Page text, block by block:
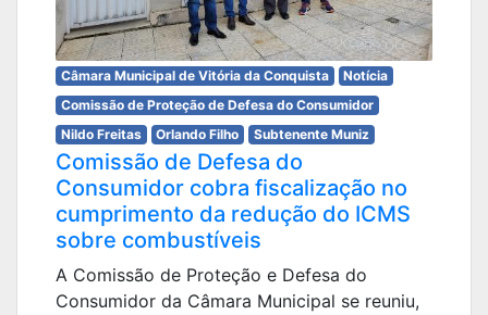
Câmara Municipal de Vitória da Conquista
Notícia
Comissão de Proteção de Defesa do Consumidor
Nildo Freitas
Orlando Filho Subtenente Muniz
Comissão de Defesa do
Consumidor cobra fiscalização no
cumprimento da redução do ICMS
sobre combustíveis
A Comissão de Proteção e Defesa do
Consumidor da Câmara Municipal se reuniu,